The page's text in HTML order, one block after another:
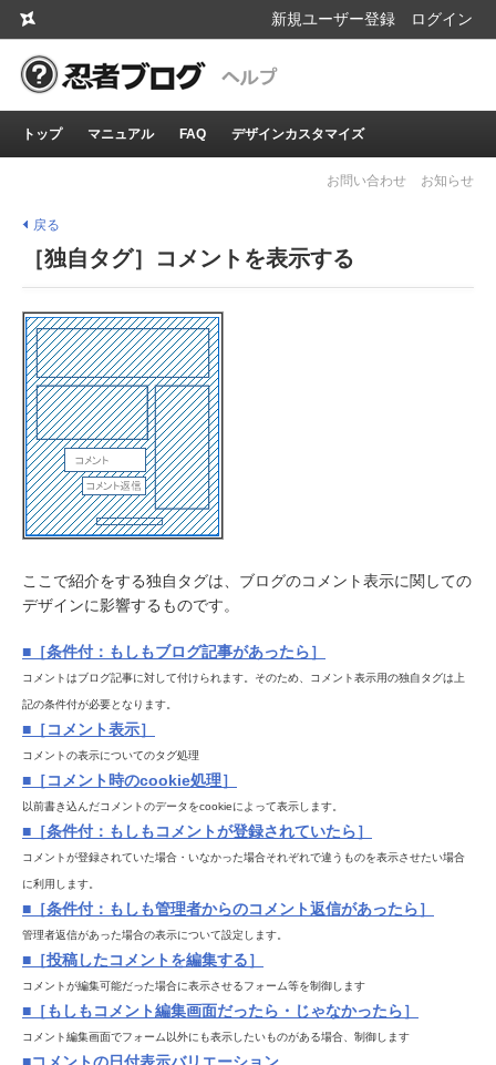
新規ユーザー登録 ログイン
トップ マニュアル FAQ デザインカスタマイズ
お問い合わせ お知らせ
戻る
［独自タグ］コメントを表示する
ここで紹介をする独自タグは、ブログのコメント表示に関しての
デザインに影響するものです。
■［条件付：もしもブログ記事があったら］
コメントはブログ記事に対して付けられます。そのため、コメント表示用の独自タグは上
記の条件付が必要となります。
■［コメント表示］
コメントの表示についてのタグ処理
■［コメント時のcookie処理］
以前書き込んだコメントのデータをcookieによって表示します。
■［条件付：もしもコメントが登録されていたら］
コメントが登録されていた場合・いなかった場合それぞれで違うものを表示させたい場合
に利用します。
■［条件付：もしも管理者からのコメント返信があったら］
管理者返信があった場合の表示について設定します。
■［投稿したコメントを編集する］
コメントが編集可能だった場合に表示させるフォーム等を制御します
■［もしもコメント編集画面だったら・じゃなかったら］
コメント編集画面でフォーム以外にも表示したいものがある場合、制御します